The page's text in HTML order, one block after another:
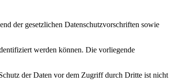
der gesetzlichen Datenschutzvorschriften sowie
werden können. Die vorliegende
der Daten vor dem Zugriff durch Dritte ist nicht